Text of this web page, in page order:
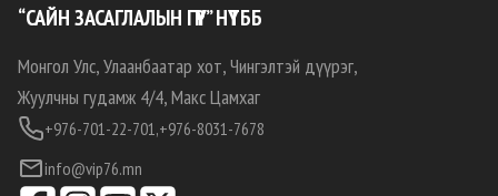
“САЙН ЗАСАГЛАЛЫН ГҮҮР” НҮТББ
Монгол Улс, Улаанбаатар хот, Чингэлтэй дүүрэг,
Жуулчны гудамж 4/4, Макс Цамхаг
+976-701-22-701,+976-8031-7678
info@vip76.mn